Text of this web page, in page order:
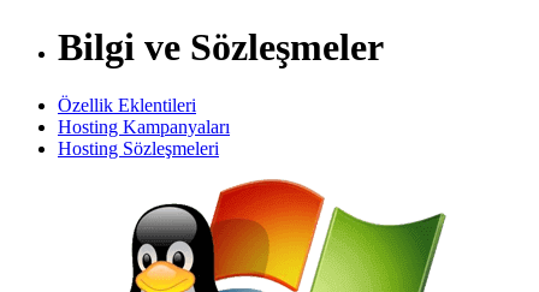
Bilgi ve Sözleşmeler
Özellik Eklentileri
Hosting Kampanyaları
Hosting Sözleşmeleri